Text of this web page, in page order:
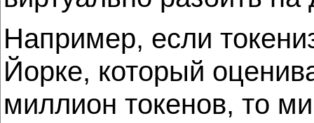
Например, если
Йорке, который
миллион токенов, то